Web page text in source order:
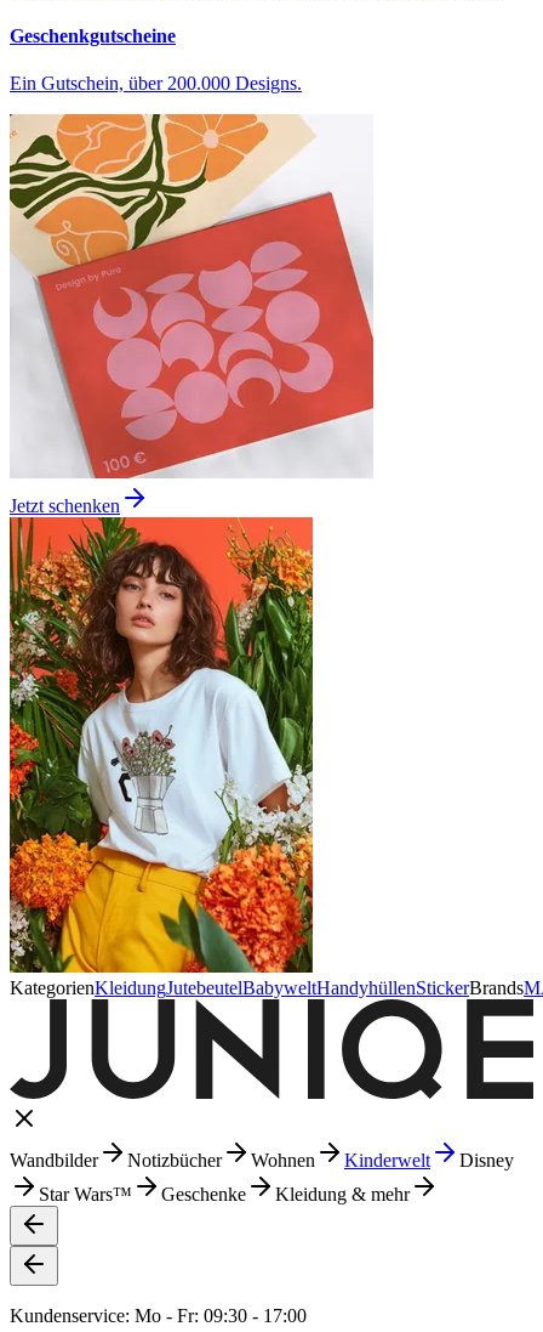
Geschenkgutscheine
Ein Gutschein, über 200.000 Designs.
Jetzt schenken
KategorienKleidungJutebeutelBabyweltHandyhüllenStickerBrands
Wandbilder Notizbücher Wohnen Kinderwelt
Disney
Star Wars™
Geschenke Kleidung & mehr
Kundenservice: Mo - Fr: 09:30 - 17:00